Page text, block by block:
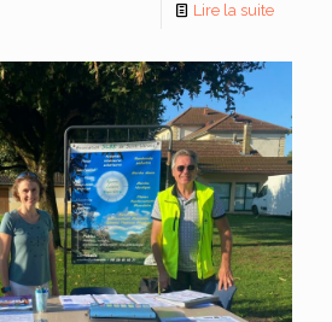
Lire la suite